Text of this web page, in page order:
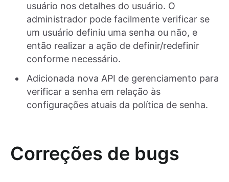
usuário nos detalhes do usuário. O
administrador pode facilmente verificar se
um usuário definiu uma senha ou não, e
então realizar a ação de definir/redefinir
conforme necessário.
Adicionada nova API de gerenciamento para
verificar a senha em relação às
configurações atuais da política de senha.
Correções de bugs